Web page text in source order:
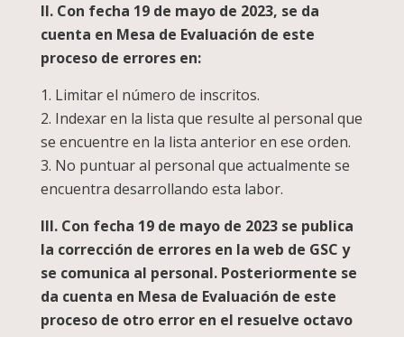
II. Con fecha 19 de mayo de 2023, se da
cuenta en Mesa de Evaluación de este
proceso de errores en:
1. Limitar el número de inscritos.
2. Indexar en la lista que resulte al personal que
se encuentre en la lista anterior en ese orden.
3. No puntuar al personal que actualmente se
encuentra desarrollando esta labor.
III. Con fecha 19 de mayo de 2023 se publica
la corrección de errores en la web de GSC y
se comunica al personal. Posteriormente se
da cuenta en Mesa de Evaluación de este
proceso de otro error en el resuelve octavo